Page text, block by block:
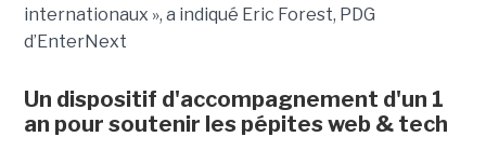
internationaux », a indiqué Eric Forest, PDG
d’EnterNext
Un dispositif d'accompagnement d'un 1
an pour soutenir les pépites web & tech